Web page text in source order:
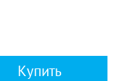
Купить